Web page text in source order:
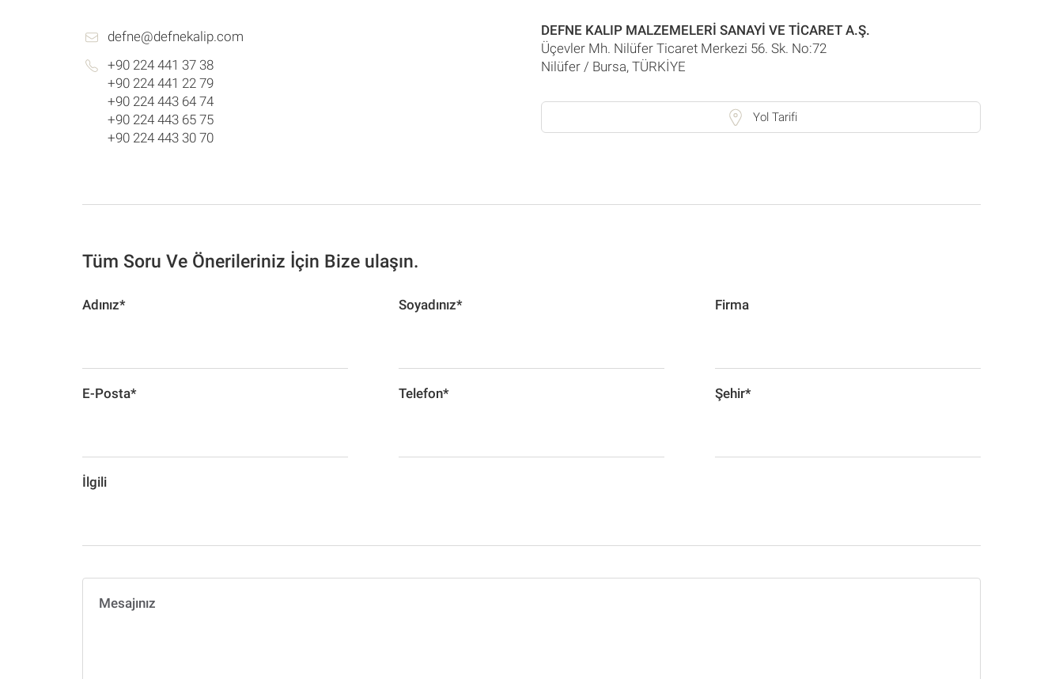
defne@defnekalip.com
+90 224 441 37 38
+90 224 441 22 79
+90 224 443 64 74
+90 224 443 65 75
+90 224 443 30 70
DEFNE KALIP MALZEMELERİ SANAYİ VE TİCARET A.Ş.
Üçevler Mh. Nilüfer Ticaret Merkezi 56. Sk. No:72
Nilüfer / Bursa, TÜRKİYE
Yol Tarifi
Tüm Soru Ve Önerileriniz İçin Bize ulaşın.
Adınız* Soyadınız* Firma
E-Posta* Telefon* Şehir*
İlgili
Mesajınız